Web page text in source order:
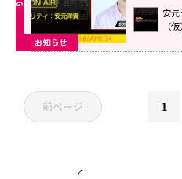
お知らせ
セール安
（仮
前ページ